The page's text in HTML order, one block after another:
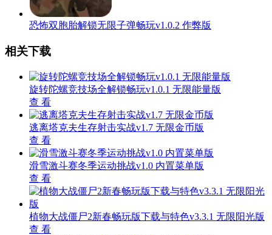
恐怖双胞胎解锁无限子弹畅玩v1.0.2 作弊版
相关下载
旋转陀螺竞技场全解锁畅玩v1.0.1 无限能量版
查 看
逃离塔克夫生存射击实战v1.7 无限金币版
查 看
滑雪激斗赛冬季运动挑战v1.0 内置菜单版
查 看
植物大战僵尸2新春畅玩版下载与特色v3.3.1 无限阳光版
查 看